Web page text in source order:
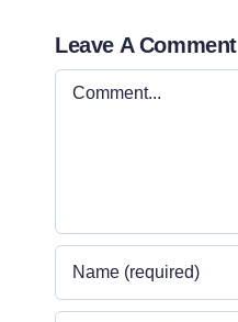
Leave A Comment
Comment